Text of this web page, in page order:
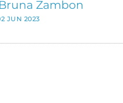
Zambon
JUN 2023